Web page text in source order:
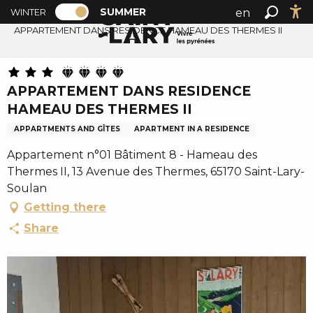
A
l
r
a
u
c
n
t
e
n
u
i
PAGE D’ACCUEIL ACTUELLE ÉTÉ : PASSER EN MODE
WINTER PAGE D’ACCUEIL ACTUELLE ÉTÉ :
SUMMER
en
Search
Summer home
APPARTEMENT DANS RESIDENCE HAMEAU DES THERMES II
APPARTEMENT DANS RESIDENCE
HAMEAU DES THERMES II
APPARTMENTS AND GÎTES APARTMENT IN A RESIDENCE
Appartement n°01 Bâtiment 8 - Hameau des
Thermes II, 13 Avenue des Thermes, 65170 Saint-Lary-
Soulan
Getting there
Share